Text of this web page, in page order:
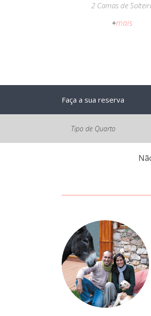
2 Camas de
+mais
Faça a sua reserva
Tipo de Quarto